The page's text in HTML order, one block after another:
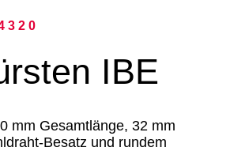
IBE
mm Gesamtlänge, 32 mm
Besatz und rundem